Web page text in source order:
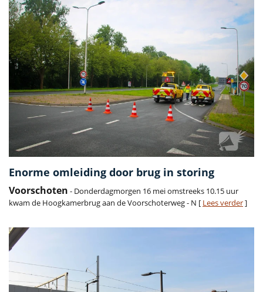
Enorme omleiding door brug in storing
Voorschoten - Donderdagmorgen 16 mei omstreeks 10.15 uur
kwam de Hoogkamerbrug aan de Voorschoterweg - N [ Lees verder]